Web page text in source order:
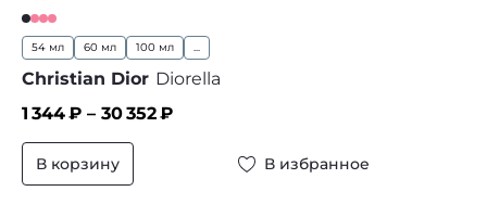
54 мл 60 мл 100 мл ...
Christian Dior Diorella
1 344₽ – 30 352₽
В корзину В избранное